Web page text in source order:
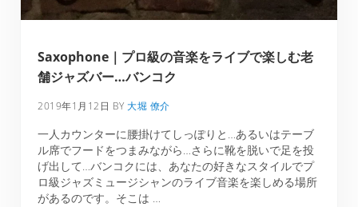
Saxophone｜プロ級の音楽をライブで楽しむ老
舗ジャズバー…バンコク
2019年1月12日 BY大堀 僚介
一人カウンターに腰掛けてしっぽりと…あるいはテーブ
ル席でフードをつまみながら…さらに靴を脱いで足を投
げ出して…バンコクには、あなたの好きなスタイルでプ
ロ級ジャズミュージシャンのライブ音楽を楽しめる場所
があるのです。そこは …